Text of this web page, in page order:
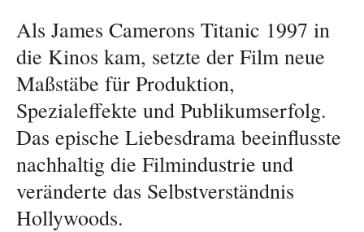
Als James Camerons Titanic 1997 in
die Kinos kam, setzte der Film neue
Maßstäbe für Produktion,
Spezialeffekte und Publikumserfolg.
Das epische Liebesdrama beeinflusste
nachhaltig die Filmindustrie und
veränderte das Selbstverständnis
Hollywoods.